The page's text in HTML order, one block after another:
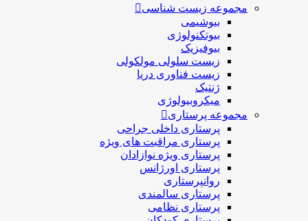
مجموعه زیست شناسی
بیوشیمی
بیوتکنولوژی
بیوفیزیک
زیست سلولی مولکولی
زیست فناوری دریا
ژنتیک
میکروبیولوژی
مجموعه پرستاری
پرستاری داخلی جراحی
پرستاری مراقبت های ويژه
پرستاری ويژه نوازادان
پرستاری اورژانس
روانپرستاری
پرستاری سالمندی
پرستاری نظامی